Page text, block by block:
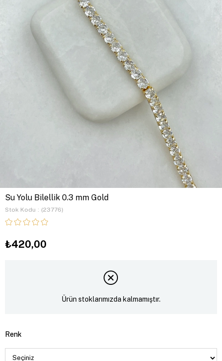
Su Yolu Bilellik 0.3 mm Gold
Stok Kodu (23776)
₺420,00
Ürün stoklarımızda kalmamıştır.
Renk